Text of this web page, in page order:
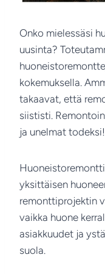
Onko mielessäsi
uusinta?
kokemuksella.
takaavat, että
siististi.
ja unelmat todeksi!
yksittäisen
remonttiprojektin
vaikka huone
asiakkuudet ja
suola.